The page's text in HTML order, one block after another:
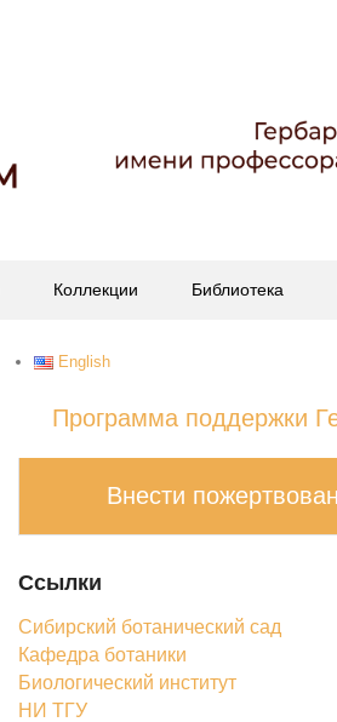
Коллекции Библиотека
English
Программа поддержки
Внести
Ссылки
Сибирский ботанический сад
Кафедра ботаники
Биологический институт
НИ ТГУ